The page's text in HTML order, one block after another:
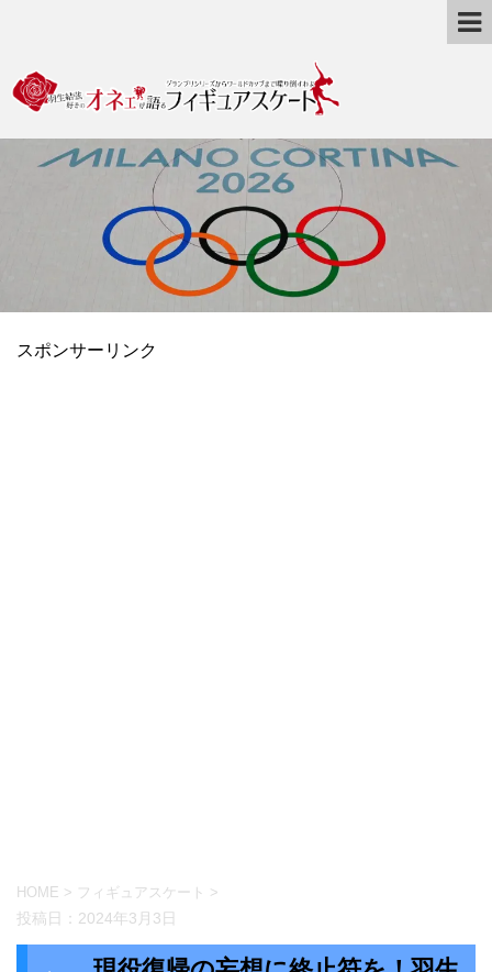
スポンサーリンク
HOME > フィギュアスケート >
投稿日： 2024年3月3日